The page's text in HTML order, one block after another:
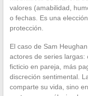
valores (amabilidad,
o fechas. Es una
protección.
El caso de Sam
actores de series largas:
ficticio en pareja, más
discreción sentimental.
comparte su vida, sino